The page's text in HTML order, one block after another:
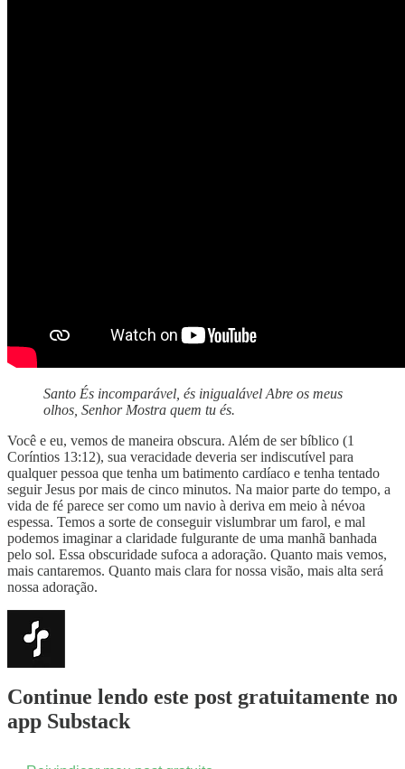
Santo És incomparável, és inigualável Abre os meus
olhos, Senhor Mostra quem tu és.
Você e eu, vemos de maneira obscura. Além de ser bíblico (1
Coríntios 13:12), sua veracidade deveria ser indiscutível para
qualquer pessoa que tenha um batimento cardíaco e tenha tentado
seguir Jesus por mais de cinco minutos. Na maior parte do tempo, a
vida de fé parece ser como um navio à deriva em meio à névoa
espessa. Temos a sorte de conseguir vislumbrar um farol, e mal
podemos imaginar a claridade fulgurante de uma manhã banhada
pelo sol. Essa obscuridade sufoca a adoração. Quanto mais vemos,
mais cantaremos. Quanto mais clara for nossa visão, mais alta será
nossa adoração.
Continue lendo este post gratuitamente no
app Substack